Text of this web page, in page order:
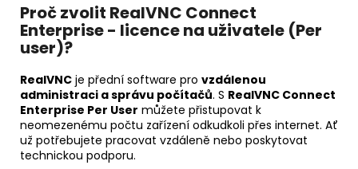
Proč zvolit RealVNC Connect
Enterprise - licence na uživatele (Per
user)?
RealVNC je přední software pro vzdálenou
administraci a správu počítačů. S RealVNC Connect
Enterprise Per User můžete přistupovat k
neomezenému počtu zařízení odkudkoli přes internet. Ať
už potřebujete pracovat vzdáleně nebo poskytovat
technickou podporu.